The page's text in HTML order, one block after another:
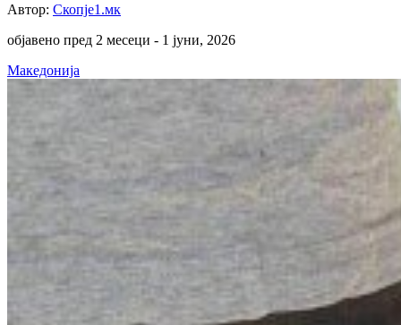
Автор: Скопје1.мк
објавено пред 2 месеци - 1 јуни, 2026
Македонија